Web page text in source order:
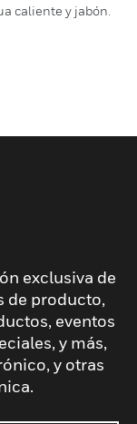
caliente y jabón.
exclusiva de
de producto,
eventos
y más,
y otras